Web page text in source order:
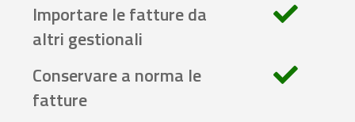
Importare le fatture da
altri gestionali
Conservare a norma le
fatture